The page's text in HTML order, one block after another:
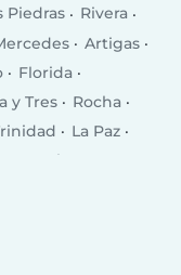
Piedras
Rivera
Artigas
Florida
y Tres
Rocha
La Paz
Dolores